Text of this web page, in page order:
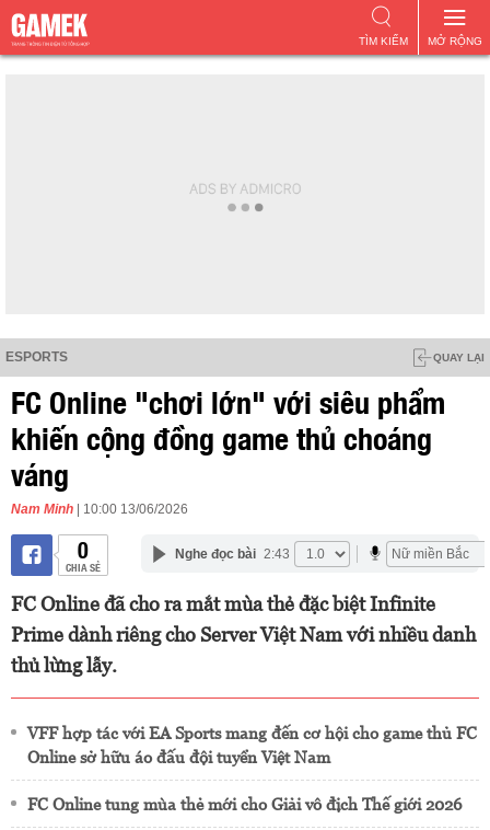
MỞ RỘNG
TÌM KIẾM
ESPORTS QUAY LẠI
FC Online "chơi lớn" với siêu phẩm
khiến cộng đồng game thủ choáng
váng
Nam Minh | 10:00 13/06/2026
0
CHIA SẺ
Nghe đọc bài 2:43
FC Online đã cho ra mắt mùa thẻ đặc biệt Infinite
Prime dành riêng cho Server Việt Nam với nhiều danh
thủ lừng lẫy.
VFF hợp tác với EA Sports mang đến cơ hội cho game thủ FC
Online sở hữu áo đấu đội tuyển Việt Nam
FC Online tung mùa thẻ mới cho Giải vô địch Thế giới 2026